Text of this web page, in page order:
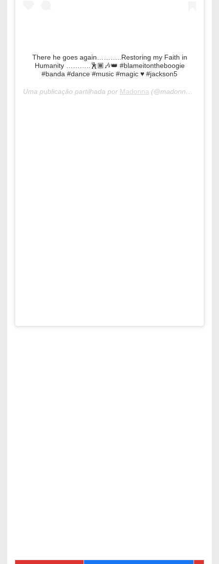
There he goes again………..Restoring my Faith in
Humanity ………..🕺🏾🎶👑 #blameitontheboogie
#banda #dance #music #magic ♥️ #jackson5
Uma publicação partilhada por Madonna (@madonna) a